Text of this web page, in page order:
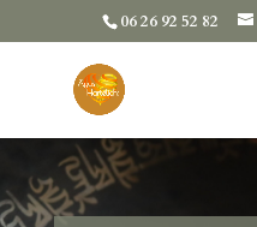
06 26 92 52 82